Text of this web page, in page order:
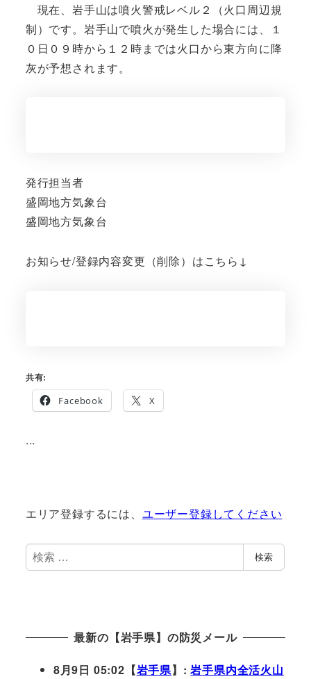
現在、岩手山は噴火警戒レベル２（火口周辺規
制）です。岩手山で噴火が発生した場合には、１
０日０９時から１２時までは火口から東方向に降
灰が予想されます。
発行担当者
盛岡地方気象台
盛岡地方気象台
お知らせ/登録内容変更（削除）はこちら↓
共有:
Facebook
X
...
エリア登録するには、 ユーザー登録してください
検
索
検索
最新の【岩手県】の防災メール
8月9日 05:02【岩手県】:岩手県内全活火山